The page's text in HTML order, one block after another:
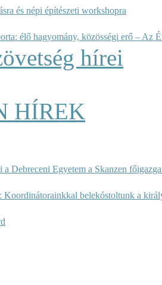
és népi építészeti workshopra
élő hagyomány, közösségi erő – Az
hírei
HÍREK
a Debreceni Egyetem a Skanzen
Koordinátorainkkal belekóstoltunk a